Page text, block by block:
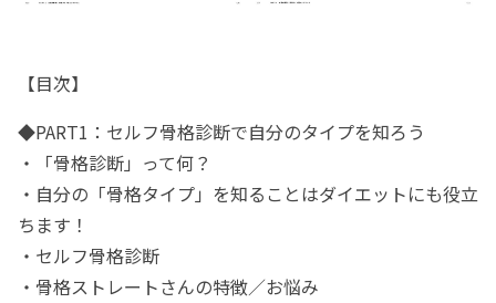
【目次】
◆PART1：セルフ骨格診断で自分のタイプを知ろう
・「骨格診断」って何？
・自分の「骨格タイプ」を知ることはダイエットにも役立
ちます！
・セルフ骨格診断
・骨格ストレートさんの特徴／お悩み